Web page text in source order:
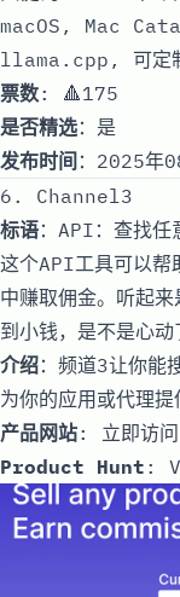
macOS, Mac
llama.cpp, 可定
票数: 🔺175
是否精选：是
发布时间 ：2025年
6. Channel3
标语：API：查找任
这个API工具可以帮
中赚取佣金。听起
到小钱，是不是心
介绍：频道3让你能
为你的应用或代理
产品网站: 立即访问
Product Hunt :